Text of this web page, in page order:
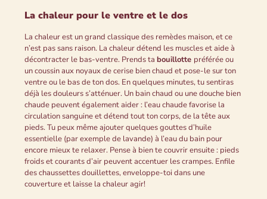
La chaleur pour le ventre et le dos
La chaleur est un grand classique des remèdes maison, et ce
n’est pas sans raison. La chaleur détend les muscles et aide à
décontracter le bas-ventre. Prends ta bouillotte préférée ou
un coussin aux noyaux de cerise bien chaud et pose-le sur ton
ventre ou le bas de ton dos. En quelques minutes, tu sentiras
déjà les douleurs s’atténuer. Un bain chaud ou une douche bien
chaude peuvent également aider : l’eau chaude favorise la
circulation sanguine et détend tout ton corps, de la tête aux
pieds. Tu peux même ajouter quelques gouttes d’huile
essentielle (par exemple de lavande) à l’eau du bain pour
encore mieux te relaxer. Pense à bien te couvrir ensuite : pieds
froids et courants d’air peuvent accentuer les crampes. Enfile
des chaussettes douillettes, enveloppe-toi dans une
couverture et laisse la chaleur agir!